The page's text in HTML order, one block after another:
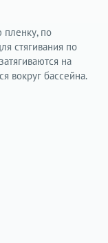
пленку, по
стягивания по
на
вокруг бассейна.